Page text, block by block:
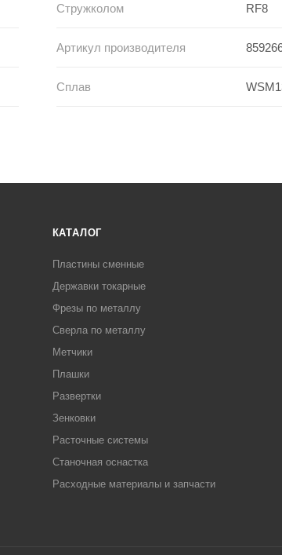
Стружколом RF8
Артикул производителя
Сплав
КАТАЛОГ
Пластины сменные
Державки токарные
Фрезы по металлу
Сверла по металлу
Метчики
Плашки
Развертки
Зенковки
Расточные системы
Станочная оснастка
Расходные материалы и запчасти